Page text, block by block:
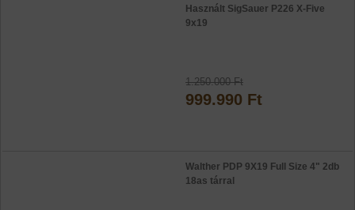
Használt SigSauer P226 X-Five
9x19
1.250.000 Ft
999.990 Ft
Walther PDP 9X19 Full Size 4" 2db
18as tárral